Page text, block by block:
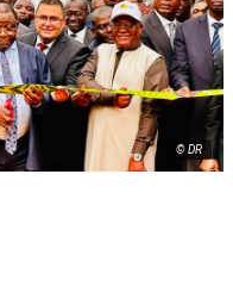
© DR